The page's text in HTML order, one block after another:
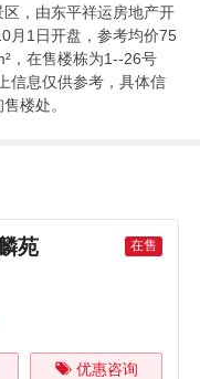
，由东平祥运房地产开
月1日开盘，参考均价75
，在售楼栋为1--26号
信息仅供参考，具体信
楼处。
苑 在售
优惠咨询